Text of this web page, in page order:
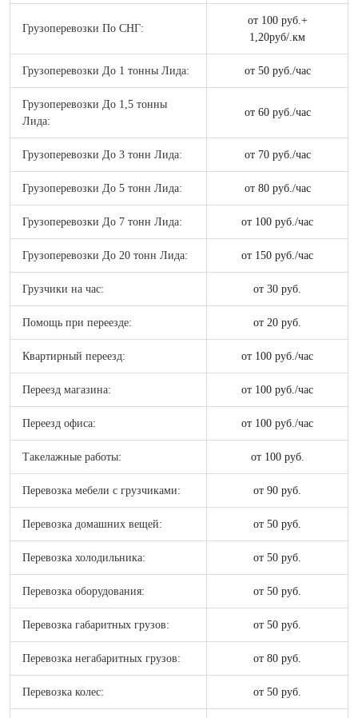
Грузоперевозки По СНГ:
от 100 руб.+
1,20руб/.км
Грузоперевозки До 1 тонны Лида: от 50 руб./час
Грузоперевозки До 1,5 тонны
Лида:
от 60 руб./час
Грузоперевозки До 3 тонн Лида: от 70 руб./час
Грузоперевозки До 5 тонн Лида: от 80 руб./час
Грузоперевозки До 7 тонн Лида: от 100 руб./час
Грузоперевозки До 20 тонн Лида: от 150 руб./час
Грузчики на час: от 30 руб.
Помощь при переезде: от 20 руб.
Квартирный переезд: от 100 руб./час
Переезд магазина: от 100 руб./час
Переезд офиса: от 100 руб./час
Такелажные работы: от 100 руб.
Перевозка мебели с грузчиками: от 90 руб.
Перевозка домашних вещей: от 50 руб.
Перевозка холодильника: от 50 руб.
Перевозка оборудования: от 50 руб.
Перевозка габаритных грузов: от 50 руб.
Перевозка негабаритных грузов: от 80 руб.
Перевозка колес: от 50 руб.